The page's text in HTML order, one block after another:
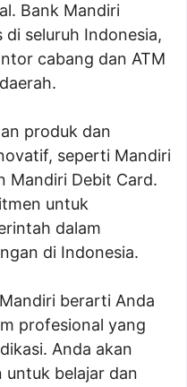
Bank Mandiri
di seluruh Indonesia,
cabang dan ATM
produk dan
seperti Mandiri
Mandiri Debit Card.
untuk
dalam
di Indonesia.
berarti Anda
profesional yang
Anda akan
untuk belajar dan